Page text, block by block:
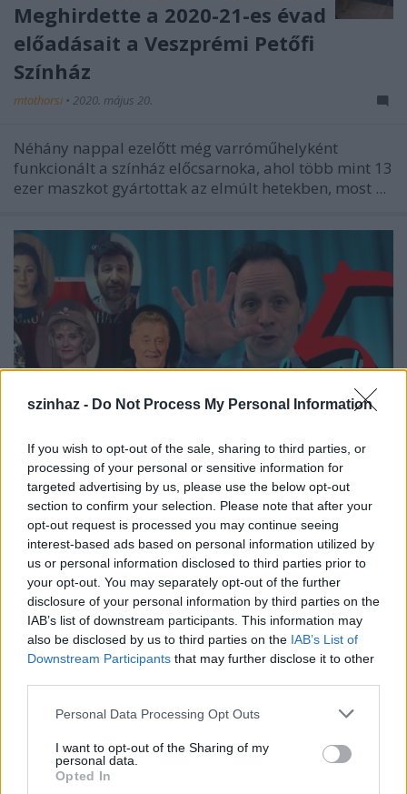
szinhaz - Do Not Process My Personal Information
If you wish to opt-out of the sale, sharing to third parties, or
processing of your personal or sensitive information for
targeted advertising by us, please use the below opt-out
section to confirm your selection. Please note that after your
opt-out request is processed you may continue seeing
interest-based ads based on personal information utilized by
us or personal information disclosed to third parties prior to
your opt-out. You may separately opt-out of the further
disclosure of your personal information by third parties on the
IAB’s list of downstream participants. This information may
also be disclosed by us to third parties on the IAB’s List of
Downstream Participants that may further disclose it to other
Please note that this website/app uses one or more Google
not limited to your visit or usage behaviour. You may click to
grant or deny consent to Google and its third-party tags to
use your data for below specified purposes in below Google
Personal Data Processing Opt Outs
I want to opt-out of the Sharing of my
personal data.
Opted In
Meghirdette a 2020-21-es évad
előadásait a Veszprémi Petőfi
Színház
mtothorsi • 2020. május 20.
Néhány nappal ezelőtt még varróműhelyként
funkcionált a színház előcsarnoka, ahol több mint 13
ezer maszkot gyártottak az elmúlt hetekben, most ...
Így (nem) játszunk mi! - újabb résszel
jelentkezik a Körúti Színház
mtothorsi•2020. május 19.
A Körúti Színház Így (nem) játszunk mi! című
internetes magazinműsorának soron következő
adása már elérhető a Youtube-on.